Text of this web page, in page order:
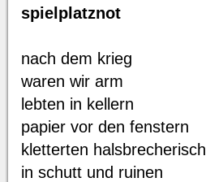
spielplatznot
nach dem krieg
waren wir arm
lebten in kellern
papier vor den fenstern
kletterten halsbrecherisch
in schutt und ruinen